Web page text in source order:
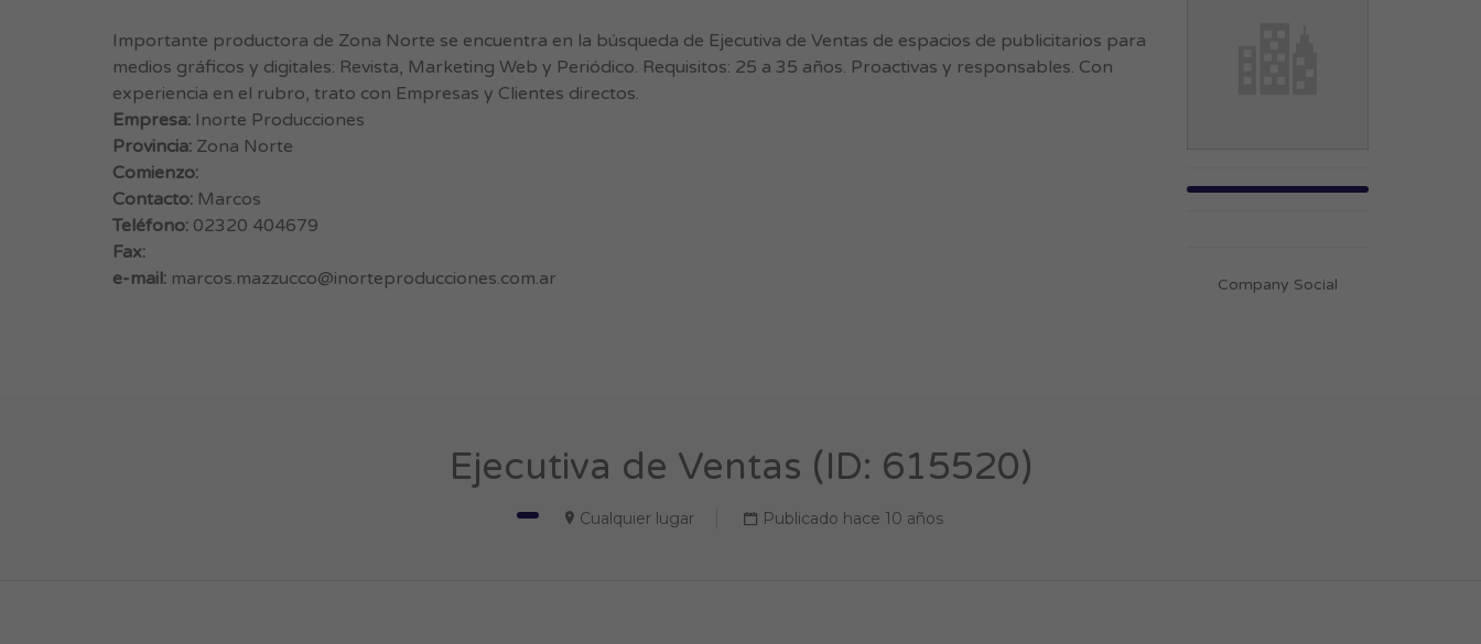
Importante productora de Zona Norte se encuentra en la búsqueda de Ejecutiva de Ventas de espacios de publicitarios para
medios gráficos y digitales: Revista, Marketing Web y Periódico. Requisitos: 25 a 35 años. Proactivas y responsables. Con
experiencia en el rubro, trato con Empresas y Clientes directos.
Empresa: Inorte Producciones
Provincia: Zona Norte
Comienzo:
Contacto: Marcos
Teléfono: 02320 404679
Fax:
e-mail: marcos.mazzucco@inorteproducciones.com.ar Company Social
Ejecutiva de Ventas (ID: 615520)
Cualquier lugar Publicado hace 10 años